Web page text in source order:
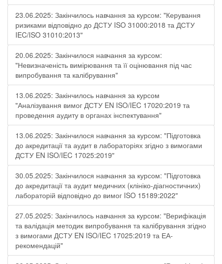
23.06.2025: Закінчилось навчання за курсом: "Керування
ризиками відповідно до ДСТУ ISO 31000:2018 та ДСТУ
IEC/ISO 31010:2013"
20.06.2025: Закінчилося навчання за курсом:
"Невизначеність вимірювання та її оцінювання під час
випробування та калібрування"
13.06.2025: Закінчилось навчання за курсом
"Аналізування вимог ДСТУ EN ISO/IEC 17020:2019 та
проведення аудиту в органах інспектування"
13.06.2025: Закінчилося навчання за курсом: "Підготовка
до акредитації та аудит в лабораторіях згідно з вимогами
ДСТУ EN ISO/IEC 17025:2019"
30.05.2025: Закінчилося навчання за курсом: "Підготовка
до акредитації та аудит медичних (клініко-діагностичних)
лабораторій відповідно до вимог ISO 15189:2022"
27.05.2025: Закінчилось навчання за курсом: "Верифікація
та валідація методик випробування та калібрування згідно
з вимогами ДСТУ EN ISO/IEC 17025:2019 та ЕА-
рекомендацій"